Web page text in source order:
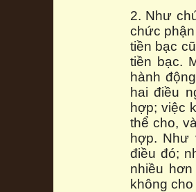
2. Như
chức
tiền bạc
tiền bạc.
hành
hai điều
hợp; việc
thể cho,
hợp. Như
điều đó;
nhiều
không